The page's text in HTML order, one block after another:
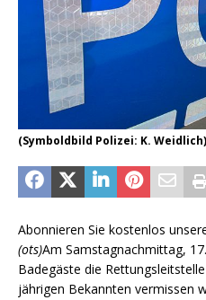
(Symboldbild Polizei: K. Weidlich)
Abonnieren Sie kostenlos
(ots)Am Samstagnachmittag,
Badegäste die
jährigen Bekannten vermissen